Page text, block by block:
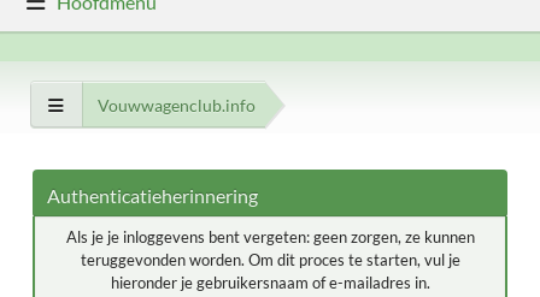
Vouwwagenclub.info
Authenticatieherinnering
Als je je inloggevens bent vergeten: geen zorgen, ze kunnen
teruggevonden worden. Om dit proces te starten, vul je
hieronder je gebruikersnaam of e-mailadres in.